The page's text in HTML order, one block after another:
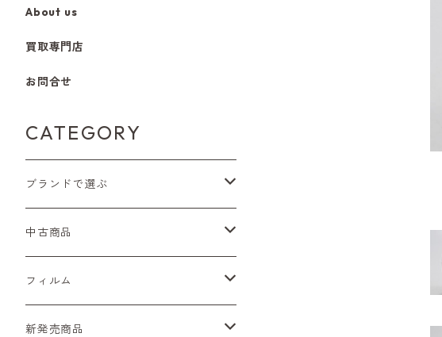
About us
買取専門店
お問合せ
CATEGORY
ブランドで選ぶ
Nikon（ニコン）
Sシリーズ
Fシリーズ（一桁＋F100）
Canon（キヤノン）
レンジファインダー（7、P）
PENTAX（ペンタックス）
中古商品
フィルムカメラ
一眼レフカメラ（マニュアルフォーカス）
デジタルカメラ
フィルム
レンズ付きフィルム
新発売商品